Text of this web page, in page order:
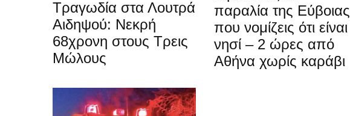
Τραγωδία στα Λουτρά
Αιδηψού: Νεκρή
68χρονη στους Τρεις
Μώλους
παραλία της Εύβοιας
που νομίζεις ότι είναι
νησί – 2 ώρες από
Αθήνα χωρίς καράβι